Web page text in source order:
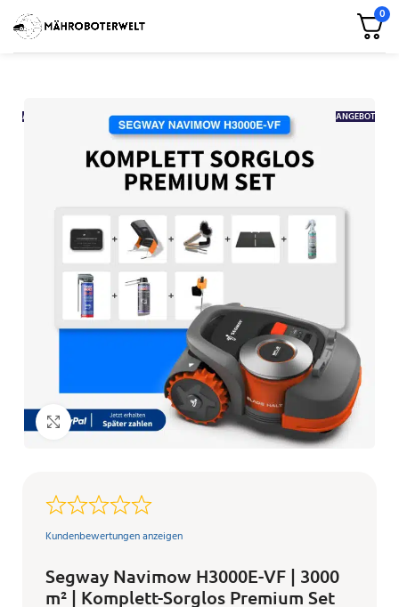
0
ANGEBOT ANGEBOT
Klicken zum Vergrößern
Kundenbewertungen anzeigen
Segway Navimow H3000E-VF | 3000
m² | Komplett-Sorglos Premium Set